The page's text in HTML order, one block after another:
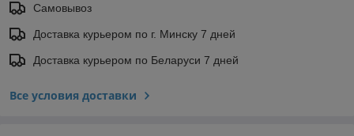
Самовывоз
Доставка курьером по г. Минску 7 дней
Доставка курьером по Беларуси 7 дней
Все условия доставки